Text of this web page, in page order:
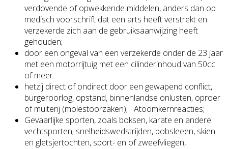
verdovende of opwekkende middelen, anders dan op
medisch voorschrift dat een arts heeft verstrekt en
verzekerde zich aan de gebruiksaanwijzing heeft
gehouden;
door een ongeval van een verzekerde onder de 23 jaar
met een motorrijtuig met een cilinderinhoud van 50cc
of meer.
hetzij direct of ondirect door een gewapend conflict,
burgeroorlog, opstand, binnenlandse onlusten, oproer
of muiterij (molestoorzaken); Atoomkernreacties;
Gevaarlijke sporten, zoals boksen, karate en andere
vechtsporten; snelheidswedstrijden, bobsleeen, skien
en gletsjertochten, sport- en of zweefvliegen,